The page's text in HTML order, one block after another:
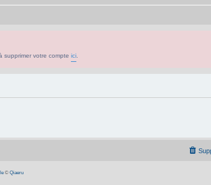
supprimer votre compte ici
© Qiaeru